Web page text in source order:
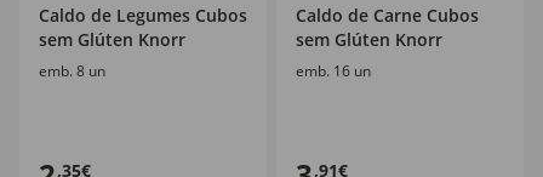
Caldo de Legumes Cubos
sem Glúten Knorr
emb. 8 un
,35€
Caldo de Carne Cubos
sem Glúten Knorr
emb. 16 un
,91€